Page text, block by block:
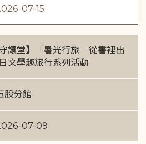
07-15
守讓堂】「暑光行旅─從書裡出
文學趣旅行系列活動
股分館
07-09